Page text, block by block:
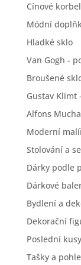
Cínové
Módní
Hladké sklo
Van Gogh -
Broušené
Gustav Klimt
Alfons
Moderní
Stolování a
Dárky podle
Dárkové
Bydlení a
Dekorační
Poslední kusy
Tašky a